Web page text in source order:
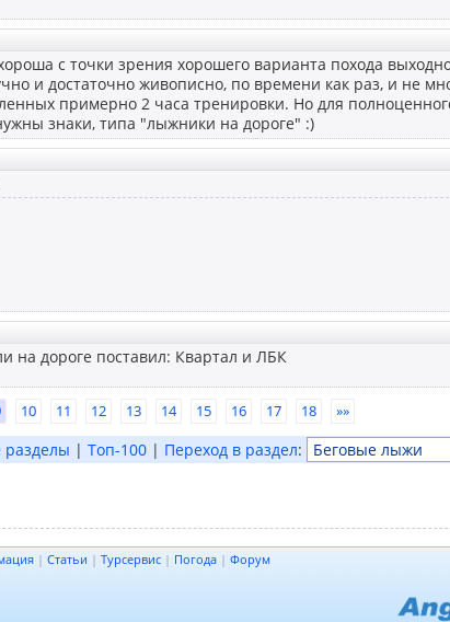
с точки зрения хорошего варианта похода
и достаточно живописно, по времени как раз, и не
примерно 2 часа тренировки. Но для
знаки, типа "лыжники на дороге" :)
на дороге поставил: Квартал и ЛБК
10 11 12 13 14 15 16 17 18 »»
разделы | Топ-100 | Переход в раздел:
| Статьи | Турсервис | Погода | Форум